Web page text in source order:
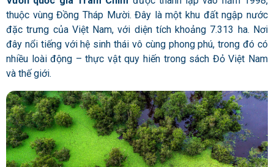
thuộc vùng Đồng Tháp Mười. Đây là một khu đất ngập nước
đặc trưng của Việt Nam, với diện tích khoảng 7.313 ha. Nơi
đây nổi tiếng với hệ sinh thái vô cùng phong phú, trong đó có
nhiều loài động – thực vật quy hiến trong sách Đỏ Việt Nam
và thế giới.